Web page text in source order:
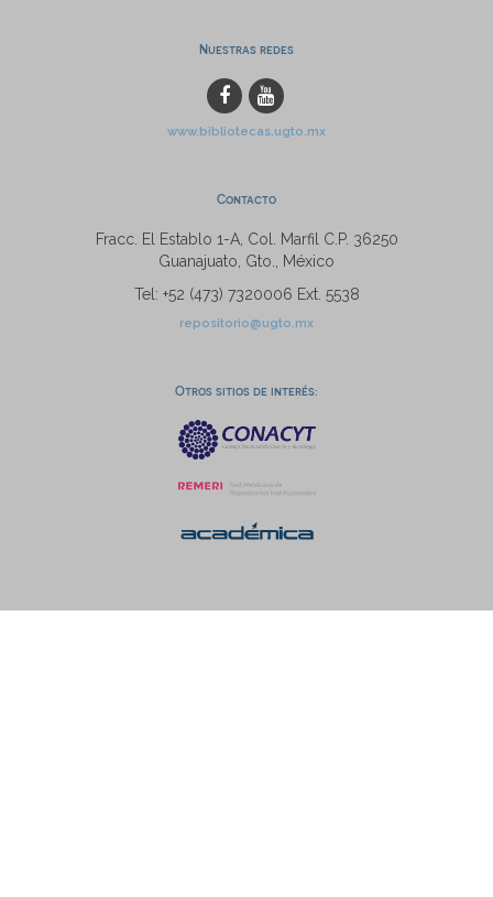
Nuestras redes
www.bibliotecas.ugto.mx
Contacto
Fracc. El Establo 1-A, Col. Marfil C.P. 36250
Guanajuato, Gto., México
Tel: +52 (473) 7320006 Ext. 5538
repositorio@ugto.mx
Otros sitios de interés: